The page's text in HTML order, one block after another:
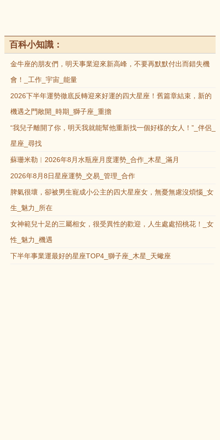
百科小知識：
金牛座的朋友們，明天事業迎來新高峰，不要再默默付出而錯失機
會！_工作_宇宙_能量
2026下半年運勢徹底反轉迎來好運的四大星座！舊篇章結束，新的
機遇之門敞開_時期_獅子座_重擔
“我兒子離開了你，明天我就能幫他重新找一個好樣的女人！”_伴侶_
星座_尋找
蘇珊米勒︱2026年8月水瓶座月度運勢_合作_木星_滿月
2026年8月8日星座運勢_交易_管理_合作
脾氣很壞，卻被男生寵成小公主的四大星座女，無憂無慮沒煩惱_女
生_魅力_所在
女神範兒十足的三屬相女，很受異性的歡迎，人生處處招桃花！_女
性_魅力_機遇
下半年事業運最好的星座TOP4_獅子座_木星_天蠍座